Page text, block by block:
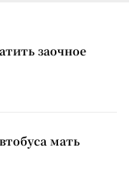
заочное
мать